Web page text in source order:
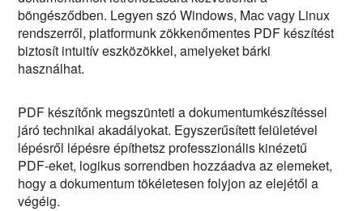
böngésződben. Legyen szó Windows, Mac vagy Linux
rendszerről, platformunk zökkenőmentes PDF készítést
biztosít intuitív eszközökkel, amelyeket bárki
használhat.
PDF készítőnk megszünteti a dokumentumkészítéssel
járó technikai akadályokat. Egyszerűsített felületével
lépésről lépésre építhetsz professzionális kinézetű
PDF-eket, logikus sorrendben hozzáadva az elemeket,
hogy a dokumentum tökéletesen folyjon az elejétől a
végéig.